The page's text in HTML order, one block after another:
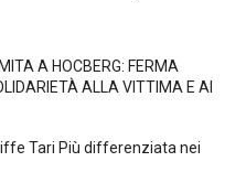
A HÖCBERG: FERMA
ALLA VITTIMA E AI
Tari Più differenziata nei